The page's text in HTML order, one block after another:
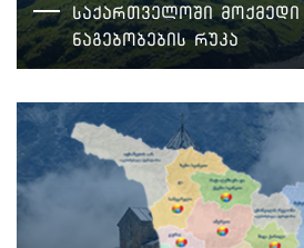
საქართველოში
ნაგებობების რუკა